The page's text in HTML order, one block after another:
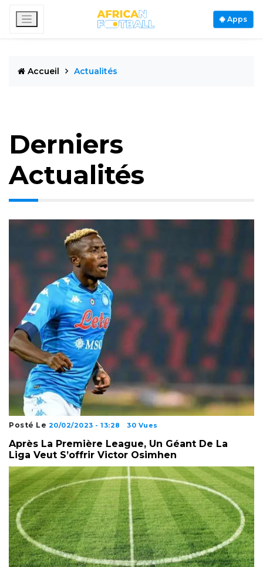
Apps
Accueil Actualités
Derniers
Actualités
Posté Le 20/02/2023 - 13:28 30 Vues
Après La Première League, Un Géant De La
Liga Veut S’offrir Victor Osimhen